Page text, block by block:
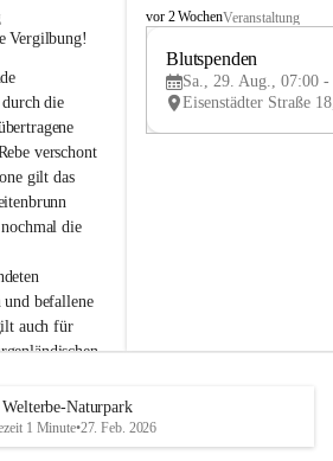
Vergilbung!
die
verschont
gilt das
die
befallene
auch für
oder
roden! Bitte
Winzer
B
e
u
e
d
vor 2 WochenVeranstaltung
Blutspenden
Sa., 29. Aug., 07:00 -
Welterbe-Naturpark
1 Minute•27. Feb. 2026